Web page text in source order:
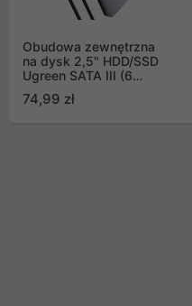
Obudowa zewnętrzna
na dysk 2,5" HDD/SSD
Ugreen SATA III (6
USB-A + kabel 0,5 m
74,99 zł